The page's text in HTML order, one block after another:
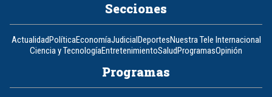
Secciones
ActualidadPolíticaEconomíaJudicialDeportesNuestra Tele Internacional
Ciencia y TecnologíaEntretenimientoSaludProgramasOpinión
Programas